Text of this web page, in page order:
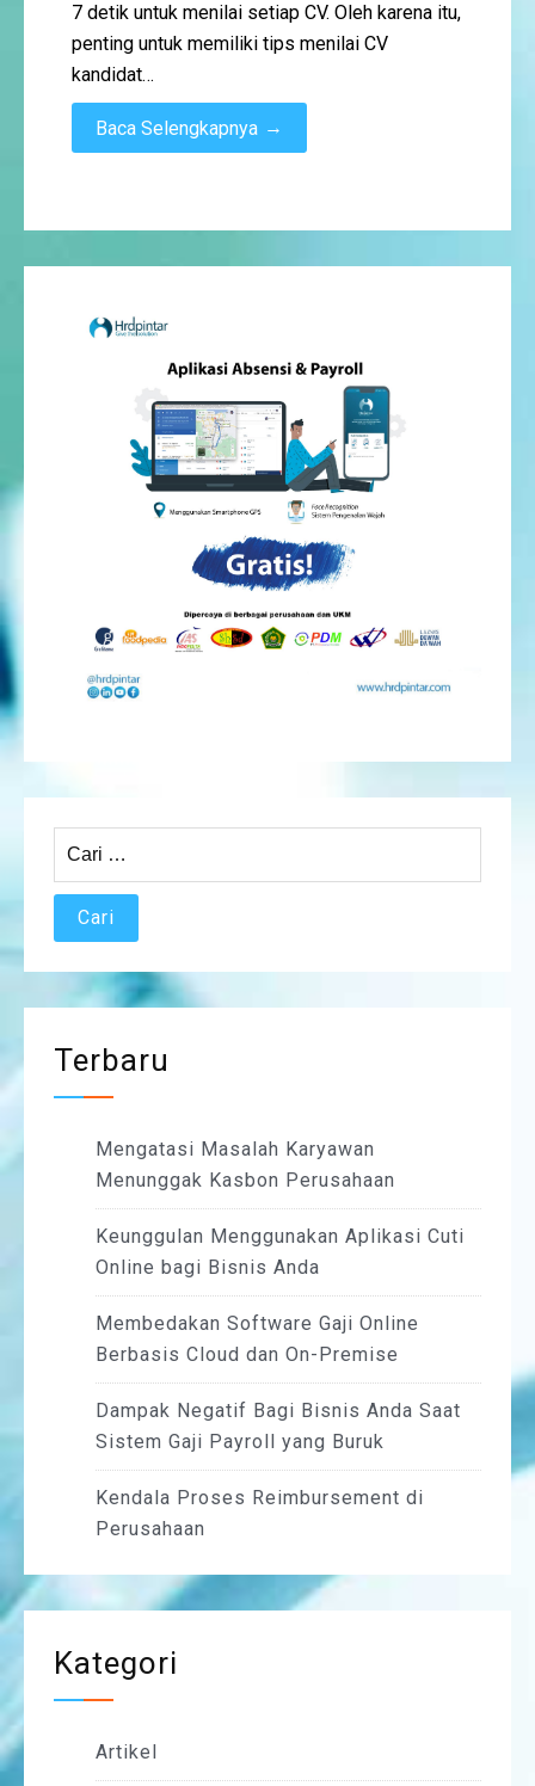
7 detik untuk menilai setiap CV. Oleh karena itu,
penting untuk memiliki tips menilai CV
kandidat…
Baca Selengkapnya →
Cari
Terbaru
Mengatasi Masalah Karyawan
Menunggak Kasbon Perusahaan
Keunggulan Menggunakan Aplikasi Cuti
Online bagi Bisnis Anda
Membedakan Software Gaji Online
Berbasis Cloud dan On-Premise
Dampak Negatif Bagi Bisnis Anda Saat
Sistem Gaji Payroll yang Buruk
Kendala Proses Reimbursement di
Perusahaan
Kategori
Artikel